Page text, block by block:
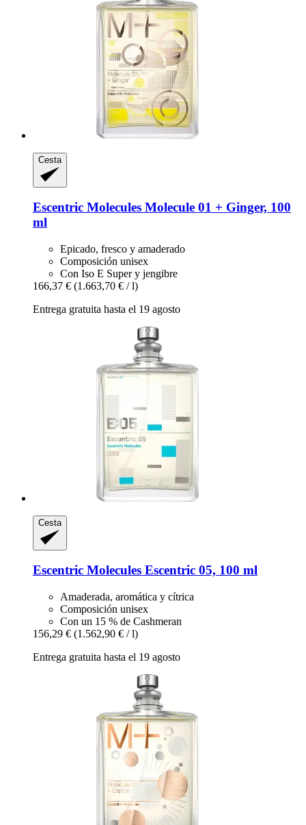
Cesta
Escentric Molecules Molecule 01 + Ginger, 100
ml
Epicado, fresco y amaderado
Composición unisex
Con Iso E Super y jengibre
166,37 € (1.663,70 € / l)
Entrega gratuita hasta el 19 agosto
Cesta
Escentric Molecules Escentric 05, 100 ml
Amaderada, aromática y cítrica
Composición unisex
Con un 15 % de Cashmeran
156,29 € (1.562,90 € / l)
Entrega gratuita hasta el 19 agosto